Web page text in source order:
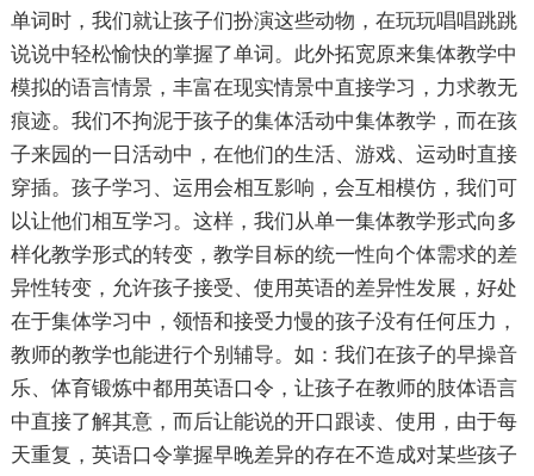
单词时，我们就让孩子们扮演这些动物，在玩玩唱唱跳跳
说说中轻松愉快的掌握了单词。此外拓宽原来集体教学中
模拟的语言情景，丰富在现实情景中直接学习，力求教无
痕迹。我们不拘泥于孩子的集体活动中集体教学，而在孩
子来园的一日活动中，在他们的生活、游戏、运动时直接
穿插。孩子学习、运用会相互影响，会互相模仿，我们可
以让他们相互学习。这样，我们从单一集体教学形式向多
样化教学形式的转变，教学目标的统一性向个体需求的差
异性转变，允许孩子接受、使用英语的差异性发展，好处
在于集体学习中，领悟和接受力慢的孩子没有任何压力，
教师的教学也能进行个别辅导。如：我们在孩子的早操音
乐、体育锻炼中都用英语口令，让孩子在教师的肢体语言
中直接了解其意，而后让能说的开口跟读、使用，由于每
天重复，英语口令掌握早晚差异的存在不造成对某些孩子